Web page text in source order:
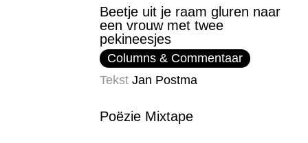
Beetje uit je raam gluren naar
een vrouw met twee
pekineesjes
Columns & Commentaar
Tekst Jan Postma
Poëzie Mixtape